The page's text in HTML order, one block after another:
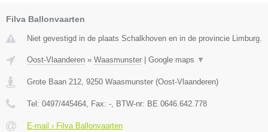
Filva Ballonvaarten
Niet gevestigd in de plaats Schalkhoven en in de provincie Limburg.
Oost-Vlaanderen » Waasmunster | Google maps ▼
Grote Baan 212 9250 Waasmunster (Oost-Vlaanderen)
Tel: 0497/445464 , Fax: - , BTW-nr: BE 0646.642.778
E-mail › Filva Ballonvaarten